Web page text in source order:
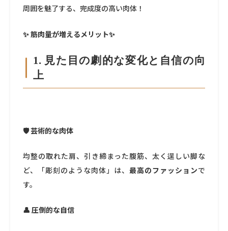
周囲を魅了する、完成度の高い肉体！
✨ 筋肉量が増えるメリット✨
1. 見た目の劇的な変化と自信の向
上
🛡️ 芸術的な肉体
均整の取れた肩、引き締まった腹筋、太く逞しい脚な
ど、「彫刻のような肉体」は、 最高のファッションで
す。
👤 圧倒的な自信